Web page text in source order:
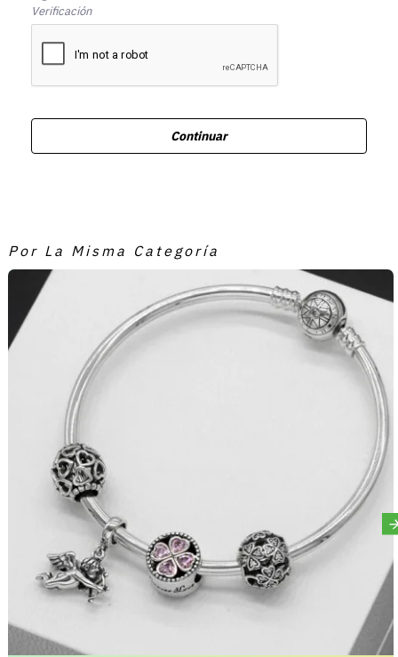
Verificación
Continuar
Por La Misma Categoría